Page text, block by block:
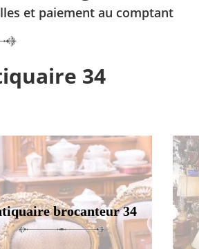
et paiement au comptant
34
brocanteur 34